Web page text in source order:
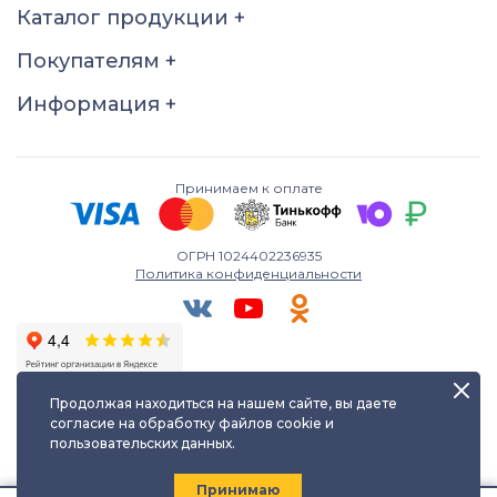
Размер
Каталог продукции +
Покупателям +
Информация +
Принимаем к оплате
ОГРН 1024402236935
Политика конфиденциальности
Любое использование либо копирование материалов сайта
kayuf.ru| © КаЮФ , 2013-2026
Продолжая находиться на нашем сайте, вы даете
согласие на обработку файлов cookie и
пользовательских данных.
Принимаю